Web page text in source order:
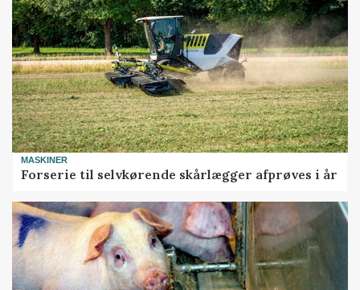
MASKINER
Forserie til selvkørende skårlægger afprøves i år